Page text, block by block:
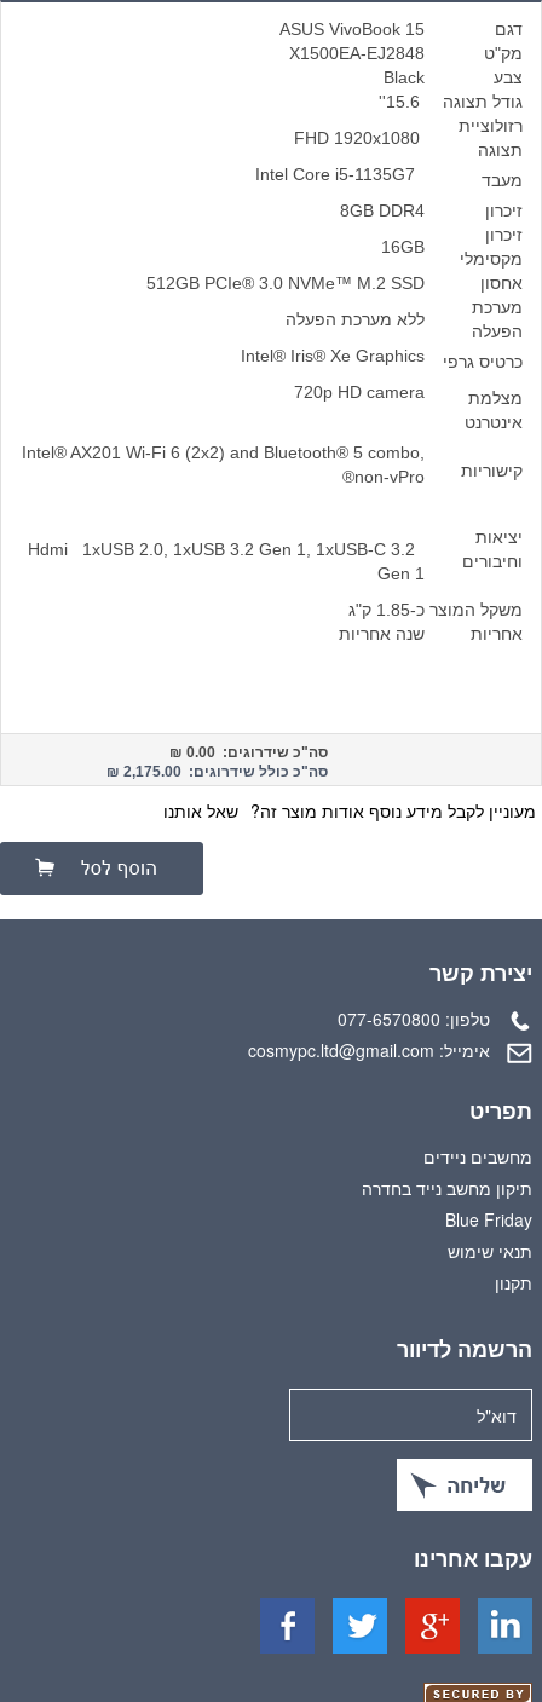
דגם
ASUS VivoBook 15
מק"ט
X1500EA-EJ2848
צבע
Black
גודל תצוגה
רזולוציית
תצוגה
מעבד
זיכרון
8GB DDR4
זיכרון
מקסימלי
16GB
אחסון
512GB PCIe® 3.0 NVMe™ M.2 SSD
מערכת
הפעלה
ללא מערכת הפעלה
כרטיס גרפי Intel® Iris® Xe Graphics
מצלמת
אינטרנט
קישוריות
Intel® AX201 Wi-Fi 6 (2x2) and Bluetooth® 5 combo,
non-vPro®
יציאות
וחיבורים
Hdmi 1xUSB 2.0, 1xUSB 3.2 Gen 1, 1xUSB-C 3.2
Gen 1
משקל המוצר כ-1.85 ק"ג
אחריות
שנה אחריות
סה"כ שידרוגים: 0.00
₪
סה"כ כולל שידרוגים: 2,175.00 ₪
מעוניין לקבל מידע נוסף אודות מוצר זה? שאל אותנו
יצירת קשר
טלפון: 077-6570800
אימייל: cosmypc.ltd@gmail.com
תפריט
מחשבים ניידים
תיקון מחשב נייד בחדרה
Blue Friday
תנאי שימוש
תקנון
הרשמה לדיוור
עקבו אחרינו